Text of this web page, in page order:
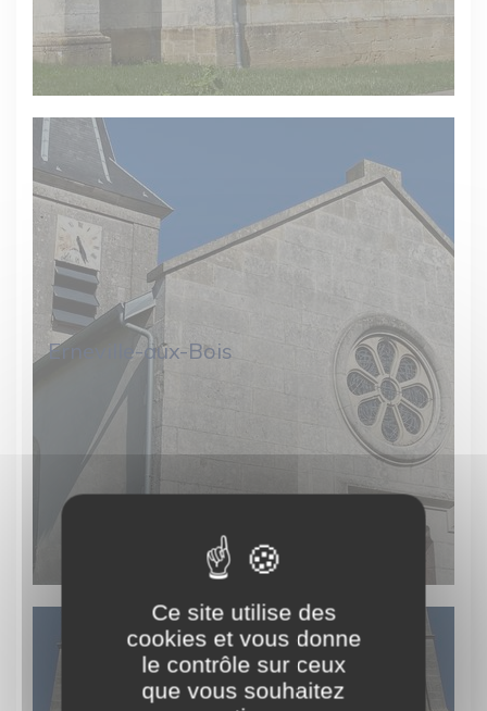
Erneville-aux-Bois
Ce site utilise des
cookies et vous donne
le contrôle sur ceux
que vous souhaitez